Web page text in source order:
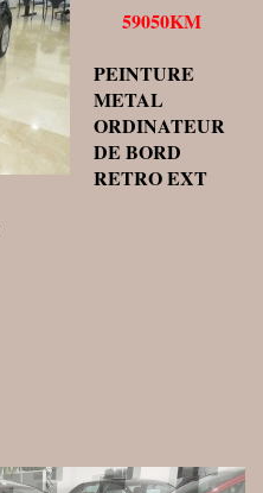
59050KM
PEINTURE
METAL
ORDINATEUR
DE BORD
RETRO EXT